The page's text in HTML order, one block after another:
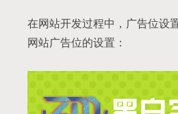
在网站开发过程中，广告位设
网站广告位的设置：